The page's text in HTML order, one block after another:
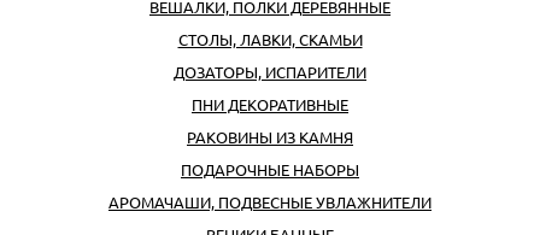
ВЕШАЛКИ, ПОЛКИ ДЕРЕВЯННЫЕ
СТОЛЫ, ЛАВКИ, СКАМЬИ
ДОЗАТОРЫ, ИСПАРИТЕЛИ
ПНИ ДЕКОРАТИВНЫЕ
РАКОВИНЫ ИЗ КАМНЯ
ПОДАРОЧНЫЕ НАБОРЫ
АРОМАЧАШИ, ПОДВЕСНЫЕ УВЛАЖНИТЕЛИ